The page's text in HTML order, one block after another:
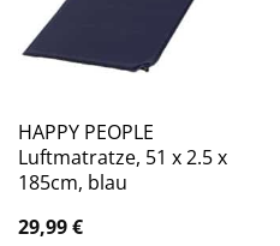
HAPPY PEOPLE
Luftmatratze, 51 x 2.5 x
185cm, blau
29,99€